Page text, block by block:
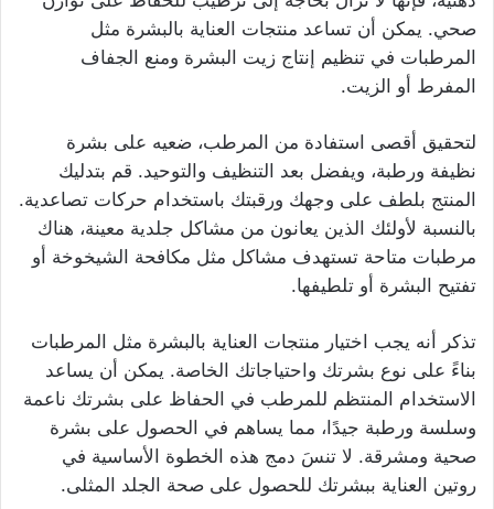
صحي. يمكن أن تساعد منتجات العناية بالبشرة مثل
المرطبات في تنظيم إنتاج زيت البشرة ومنع الجفاف
المفرط أو الزيت.
لتحقيق أقصى استفادة من المرطب، ضعيه على بشرة
نظيفة ورطبة، ويفضل بعد التنظيف والتوحيد. قم بتدليك
المنتج بلطف على وجهك ورقبتك باستخدام حركات تصاعدية.
بالنسبة لأولئك الذين يعانون من مشاكل جلدية معينة، هناك
مرطبات متاحة تستهدف مشاكل مثل مكافحة الشيخوخة أو
تفتيح البشرة أو تلطيفها.
تذكر أنه يجب اختيار منتجات العناية بالبشرة مثل المرطبات
بناءً على نوع بشرتك واحتياجاتك الخاصة. يمكن أن يساعد
الاستخدام المنتظم للمرطب في الحفاظ على بشرتك ناعمة
وسلسة ورطبة جيدًا، مما يساهم في الحصول على بشرة
صحية ومشرقة. لا تنسَ دمج هذه الخطوة الأساسية في
روتين العناية ببشرتك للحصول على صحة الجلد المثلى.